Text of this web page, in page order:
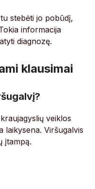
stebėti jo pobūdį,
informacija
diagnozę.
klausimai
veiklos
laikysena. Viršugalvis
įtampą.